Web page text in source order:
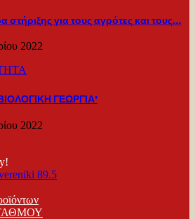
στήριξης για τους αγρότες και τους…
2022
ΓΕΩΡΓΙΑ’
2022
89.5